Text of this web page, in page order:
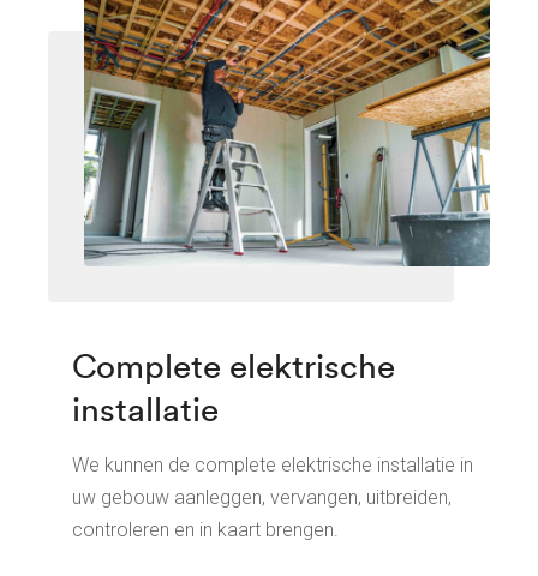
Complete elektrische
installatie
We kunnen de complete elektrische installatie in
uw gebouw aanleggen, vervangen, uitbreiden,
controleren en in kaart brengen.